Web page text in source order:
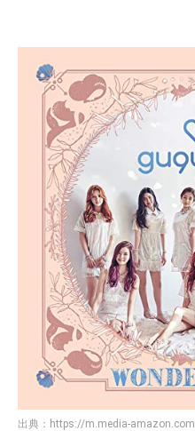
出典： https://m.media-amazon.com